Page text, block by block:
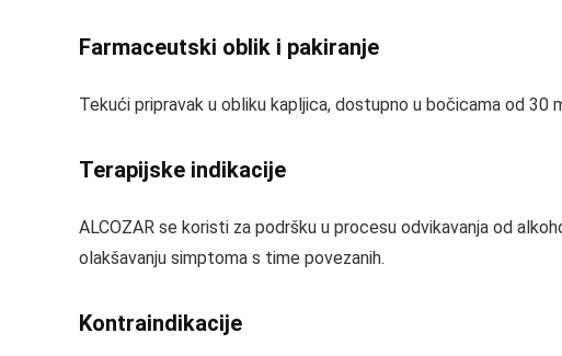
Farmaceutski oblik i pakiranje
Tekući pripravak u obliku kapljica, dostupno u bočicama od 30
Terapijske indikacije
ALCOZAR se koristi za podršku u procesu odvikavanja od
olakšavanju simptoma s time povezanih.
Kontraindikacije